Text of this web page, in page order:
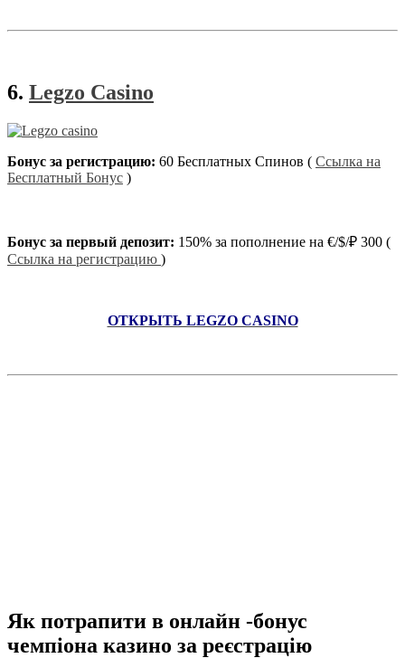
6. Legzo Casino
Бонус за регистрацию: 60 Бесплатных Спинов ( Ссылка на
Бесплатный Бонус )
Бонус за первый депозит: 150% за пополнение на €/$/₽ 300 (
Ссылка на регистрацию )
ОТКРЫТЬ LEGZO CASINO
Як потрапити в онлайн -бонус
чемпіона казино за реєстрацію